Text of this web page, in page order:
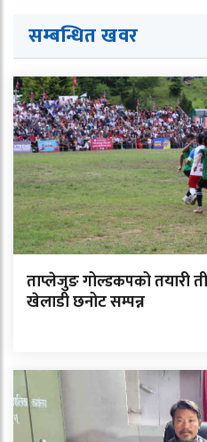
सम्बन्धित खवर
ताप्लेजुङ गोल्डकपको तयारी
खेलाडी छनोट सम्पन्न